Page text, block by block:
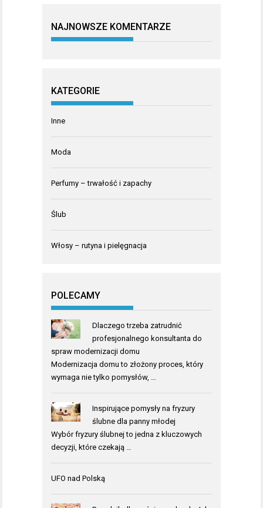
NAJNOWSZE KOMENTARZE
KATEGORIE
Inne
Moda
Perfumy – trwałość i zapachy
Ślub
Włosy – rutyna i pielęgnacja
POLECAMY
Dlaczego trzeba zatrudnić
profesjonalnego konsultanta do
spraw modernizacji domu
Modernizacja domu to złożony proces, który
wymaga nie tylko pomysłów, …
Inspirujące pomysły na fryzury
ślubne dla panny młodej
Wybór fryzury ślubnej to jedna z kluczowych
decyzji, które czekają …
UFO nad Polską